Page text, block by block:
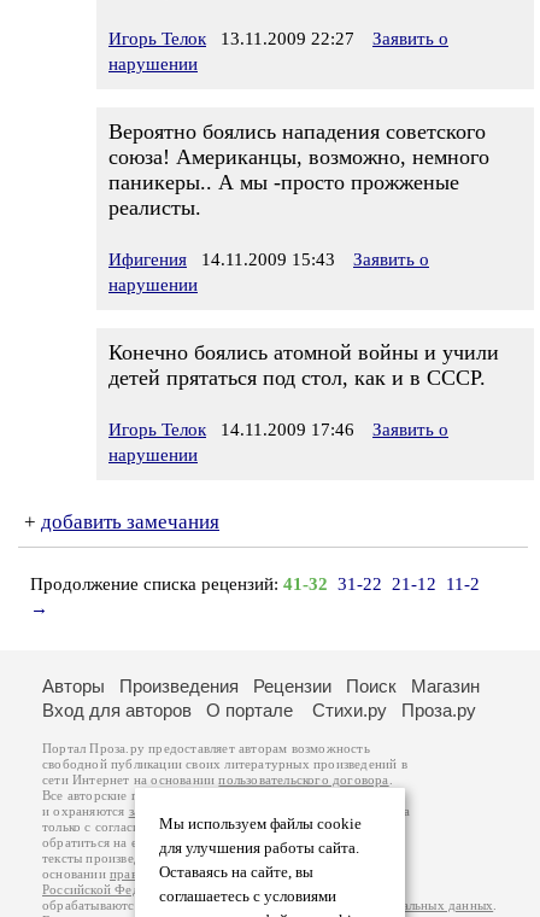
Игорь Телок 13.11.2009 22:27
Заявить о
нарушении
Вероятно боялись нападения советского
союза! Американцы, возможно, немного
паникеры.. А мы -просто прожженые
реалисты.
Ифигения 14.11.2009 15:43
Заявить о
нарушении
Конечно боялись атомной войны и учили
детей прятаться под стол, как и в СССР.
Игорь Телок 14.11.2009 17:46
Заявить о
нарушении
+ добавить замечания
Продолжение списка рецензий: 41-32 31-22 21-12
11-2
→
Мы используем файлы cookie
для улучшения работы сайта.
Оставаясь на сайте, вы
соглашаетесь с условиями
Авторы Произведения Рецензии Поиск
Магазин
Вход для авторов
О портале Стихи.ру Проза.ру
Портал Проза.ру предоставляет авторам возможность
свободной публикации своих литературных произведений в
сети Интернет на основаниипользовательского договора
Все авторские права на произведения принадлежат авторам
и охраняются законом
. Перепечатка произведений возможна
только с согласия его автора, к которому вы можете
обратиться на его авторской странице. Ответственность за
тексты произведений авторы несут самостоятельно на
основанииправил публикацииизаконодательства
Российской Федерации
обрабатываются на основанииПолитики обработки персональных данных